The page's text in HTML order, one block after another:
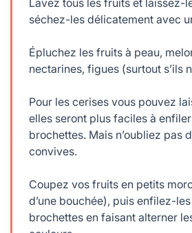
Lavez tous les fruits et laissez-
séchez-les délicatement avec
Épluchez les fruits à peau,
nectarines, figues (surtout s’ils
Pour les cerises vous pouvez
elles seront plus faciles à
brochettes. Mais n’oubliez pas
convives.
Coupez vos fruits en petits
d’une bouchée), puis enfilez-
brochettes en faisant alterner